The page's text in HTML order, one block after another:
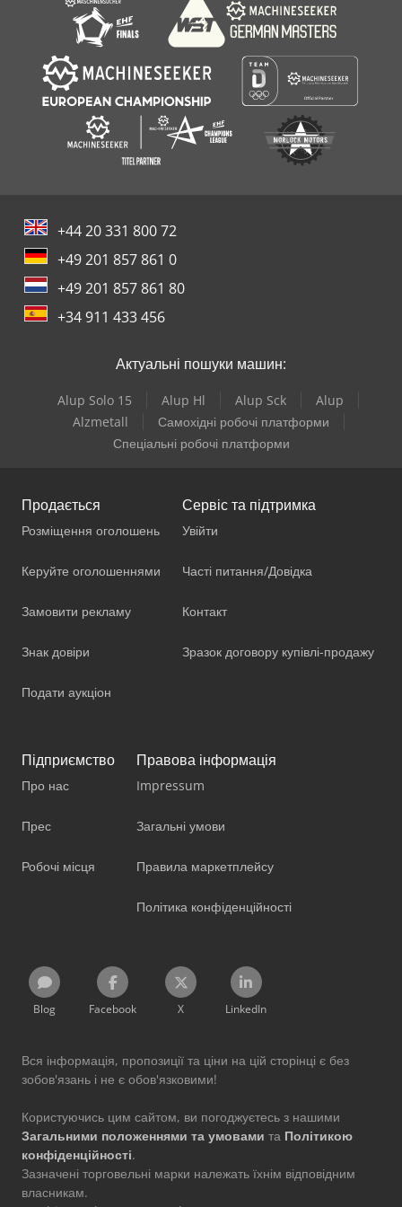
+44 20 331 800 72
+49 201 857 861 0
+49 201 857 861 80
+34 911 433 456
Актуальні пошуки машин:
Alup Solo 15 Alup Hl Alup Sck
Alup
Alzmetall
Самохідні робочі платформи
Спеціальні робочі платформи
Продається
Розміщення оголошень
Керуйте оголошеннями
Замовити рекламу
Знак довіри
Подати аукціон
Сервіс та підтримка
Увійти
Часті питання/Довідка
Контакт
Зразок договору купівлі-продажу
Підприємство
Про нас
Прес
Робочі місця
Правова інформація
Impressum
Загальні умови
Правила маркетплейсу
Політика конфіденційності
Blog Facebook X LinkedIn
Вся інформація, пропозиції та ціни на цій сторінці є без
зобов'язань і не є обов'язковими!
Користуючись цим сайтом, ви погоджуєтесь з нашими
Загальними положеннями та умовами та Політикою
конфіденційності.
Зазначені торговельні марки належать їхнім відповідним
власникам.